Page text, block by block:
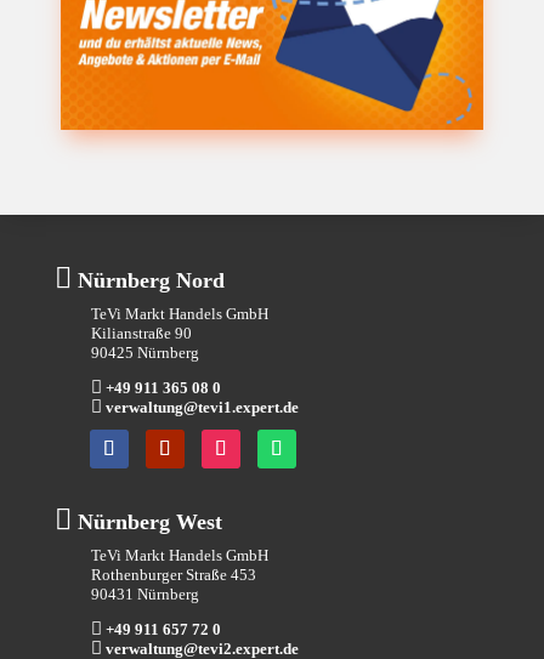
 Nürnberg Nord
TeVi Markt Handels GmbH
Kilianstraße 90
90425 Nürnberg
 +49 911 365 08 0
 verwaltung@tevi1.expert.de
 Nürnberg West
TeVi Markt Handels GmbH
Rothenburger Straße 453
90431 Nürnberg
 +49 911 657 72 0
 verwaltung@tevi2.expert.de